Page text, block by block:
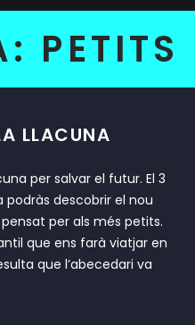
PETITS
LLACUNA
per salvar el futur. El 3
podràs descobrir el nou
pensat per als més petits.
que ens farà viatjar en
que l’abecedari va